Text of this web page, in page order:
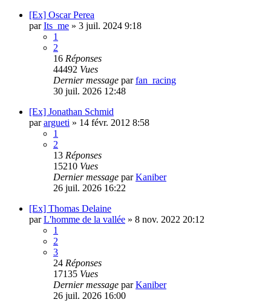
[Ex] Oscar Perea
parIts_me » 3 juil. 2024 9:18
1
2
16 Réponses
44492 Vues
Dernier message parfan_racing
30 juil. 2026 12:48
[Ex] Jonathan Schmid
parargueti » 14 févr. 2012 8:58
1
2
13 Réponses
15210 Vues
Dernier message parKaniber
26 juil. 2026 16:22
[Ex] Thomas Delaine
parL'homme de la vallée » 8 nov. 2022 20:12
1
2
3
24 Réponses
17135 Vues
Dernier message parKaniber
26 juil. 2026 16:00